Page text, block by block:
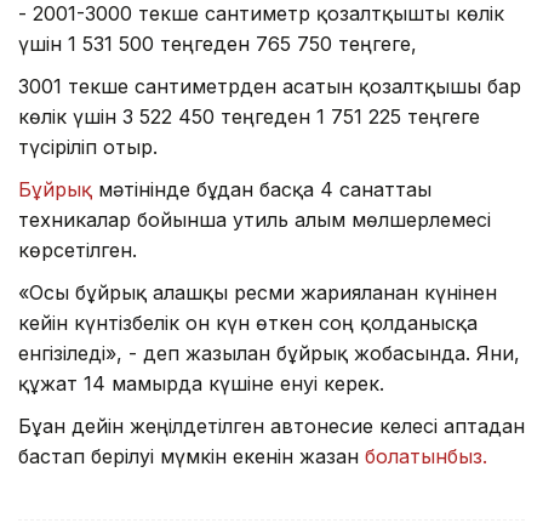
- 2001-3000 текше сантиметр қозғалтқышты көлік
үшін 1 531 500 теңгеден 765 750 теңгеге,
3001 текше сантиметрден асатын қозғалтқышы бар
көлік үшін 3 522 450 теңгеден 1 751 225 теңгеге
түсіріліп отыр.
Бұйрық мәтінінде бұдан басқа 4 санаттағы
техникалар бойынша утиль алым мөлшерлемесі
көрсетілген.
«Осы бұйрық алғашқы ресми жарияланған күнінен
кейін күнтізбелік он күн өткен соң қолданысқа
енгізіледі», - деп жазылған бұйрық жобасында. Яғни,
құжат 14 мамырда күшіне енуі керек.
Бұған дейін жеңілдетілген автонесие келесі аптадан
бастап берілуі мүмкін екенін жазған болатынбыз.